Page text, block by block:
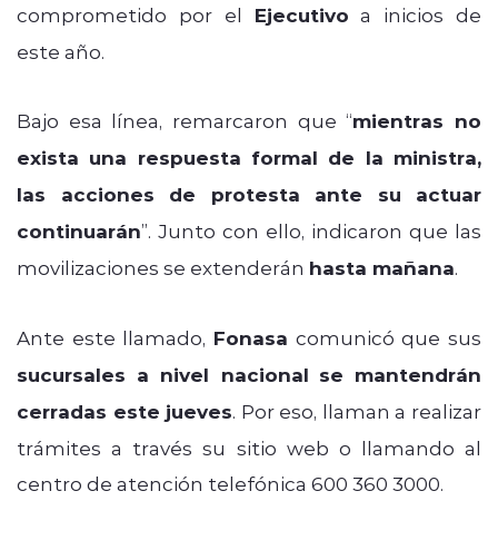
comprometido por el Ejecutivo a inicios de
este año.
Bajo esa línea, remarcaron que “mientras no
exista una respuesta formal de la ministra,
las acciones de protesta ante su actuar
continuarán”. Junto con ello, indicaron que las
movilizaciones se extenderán hasta mañana.
Ante este llamado, Fonasa comunicó que sus
sucursales a nivel nacional se mantendrán
cerradas este jueves. Por eso, llaman a realizar
trámites a través su sitio web o llamando al
centro de atención telefónica 600 360 3000.